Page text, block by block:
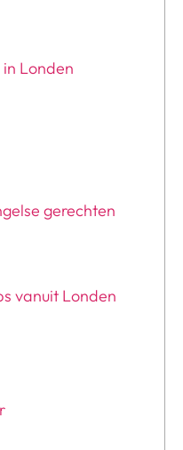
Londen
gerechten
vanuit Londen